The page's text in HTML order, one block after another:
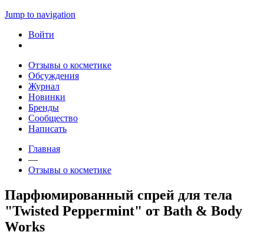
Jump to navigation
Войти
Отзывы о косметике
Обсуждения
Журнал
Новинки
Бренды
Сообщество
Написать
Главная
—
Отзывы о косметике
Парфюмированный спрей для тела
"Twisted Peppermint" от Bath & Body
Works